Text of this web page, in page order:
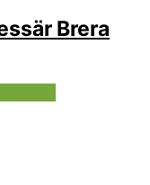
Brera